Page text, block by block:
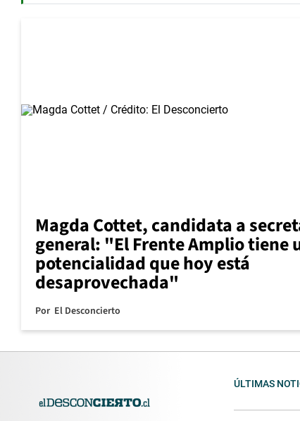
Magda Cottet, candidata a
general: "El Frente Amplio tiene
potencialidad que hoy está
desaprovechada"
Por El Desconcierto
ÚLTIMAS